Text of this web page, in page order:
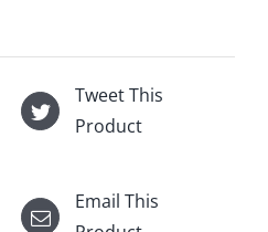
Tweet This
Product
Email This